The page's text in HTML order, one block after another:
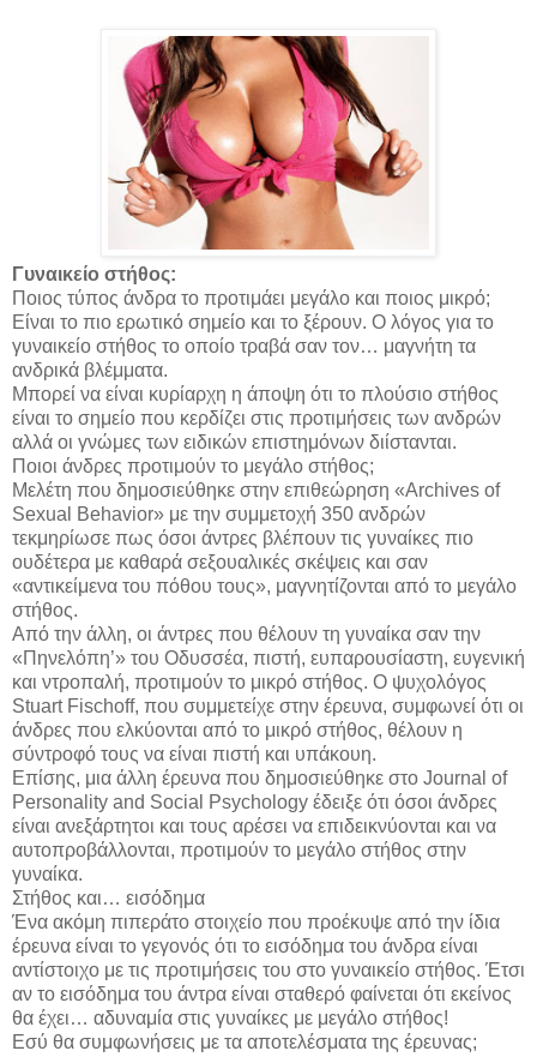
Γυναικείο στήθος:
Ποιος τύπος άνδρα το προτιμάει μεγάλο και ποιος μικρό;
Είναι το πιο ερωτικό σημείο και το ξέρουν. Ο λόγος για το
γυναικείο στήθος το οποίο τραβά σαν τον… μαγνήτη τα
ανδρικά βλέμματα.
Μπορεί να είναι κυρίαρχη η άποψη ότι το πλούσιο στήθος
είναι το σημείο που κερδίζει στις προτιμήσεις των ανδρών
αλλά οι γνώμες των ειδικών επιστημόνων διίστανται.
Ποιοι άνδρες προτιμούν το μεγάλο στήθος;
Μελέτη που δημοσιεύθηκε στην επιθεώρηση «Archives of
Sexual Behavior» με την συμμετοχή 350 ανδρών
τεκμηρίωσε πως όσοι άντρες βλέπουν τις γυναίκες πιο
ουδέτερα με καθαρά σεξουαλικές σκέψεις και σαν
«αντικείμενα του πόθου τους», μαγνητίζονται από το μεγάλο
στήθος.
Από την άλλη, οι άντρες που θέλουν τη γυναίκα σαν την
«Πηνελόπη’» του Οδυσσέα, πιστή, ευπαρουσίαστη, ευγενική
και ντροπαλή, προτιμούν το μικρό στήθος. Ο ψυχολόγος
Stuart Fischoff, που συμμετείχε στην έρευνα, συμφωνεί ότι οι
άνδρες που ελκύονται από το μικρό στήθος, θέλουν η
σύντροφό τους να είναι πιστή και υπάκουη.
Επίσης, μια άλλη έρευνα που δημοσιεύθηκε στο Journal of
Personality and Social Psychology έδειξε ότι όσοι άνδρες
είναι ανεξάρτητοι και τους αρέσει να επιδεικνύονται και να
αυτοπροβάλλονται, προτιμούν το μεγάλο στήθος στην
γυναίκα.
Στήθος και… εισόδημα
Ένα ακόμη πιπεράτο στοιχείο που προέκυψε από την ίδια
έρευνα είναι το γεγονός ότι το εισόδημα του άνδρα είναι
αντίστοιχο με τις προτιμήσεις του στο γυναικείο στήθος. Έτσι
αν το εισόδημα του άντρα είναι σταθερό φαίνεται ότι εκείνος
θα έχει… αδυναμία στις γυναίκες με μεγάλο στήθος!
Εσύ θα συμφωνήσεις με τα αποτελέσματα της έρευνας;